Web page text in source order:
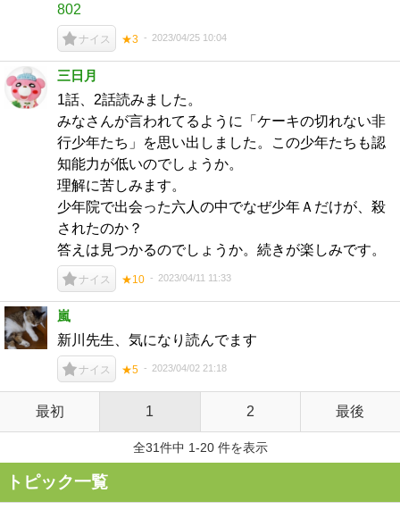
802
ナイス ★3 2023/04/25 10:04
三日月
1話、2話読みました。
みなさんが言われてるように「ケーキの切れない非
行少年たち」を思い出しました。この少年たちも認
知能力が低いのでしょうか。
理解に苦しみます。
少年院で出会った六人の中でなぜ少年Ａだけが、殺
されたのか？
答えは見つかるのでしょうか。続きが楽しみです。
ナイス ★10 2023/04/11 11:33
嵐
新川先生、気になり読んでます
ナイス ★5 2023/04/02 21:18
最初 1 2 最後
全31件中 1-20 件を表示
トピック一覧